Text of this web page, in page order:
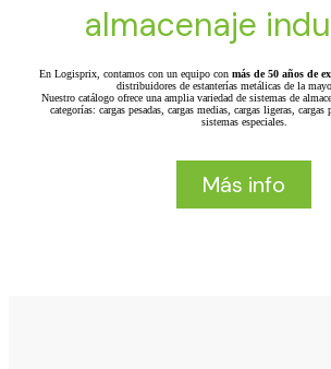
almacenaje
En Logisprix, contamos con un equipo con más de 50 años de
distribuidores de estanterías metálicas de la
Nuestro catálogo ofrece una amplia variedad de sistemas de
categorías: cargas pesadas, cargas medias, cargas ligeras,
sistemas especiales.
Más info